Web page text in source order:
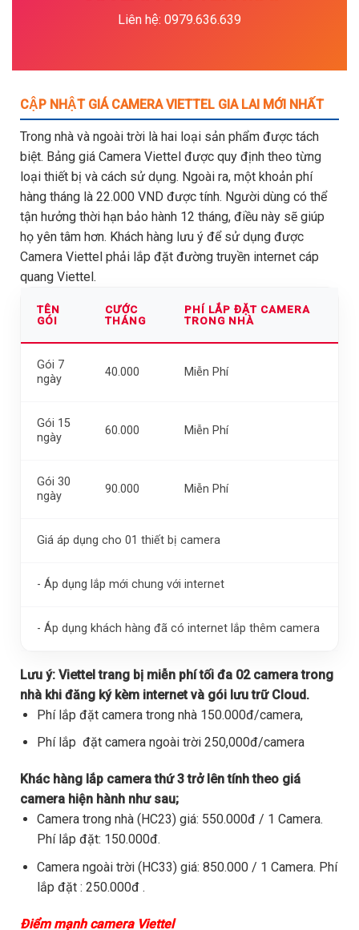
Liên hệ: 0979.636.639
CẬP NHẬT GIÁ CAMERA VIETTEL GIA LAI MỚI NHẤT
Trong nhà và ngoài trời là hai loại sản phẩm được tách
biệt. Bảng giá Camera Viettel được quy định theo từng
loại thiết bị và cách sử dụng. Ngoài ra, một khoản phí
hàng tháng là 22.000 VND được tính. Người dùng có thể
tận hưởng thời hạn bảo hành 12 tháng, điều này sẽ giúp
họ yên tâm hơn. Khách hàng lưu ý để sử dụng được
Camera Viettel phải lắp đặt đường truyền internet cáp
quang Viettel.
TÊN
GÓI
CƯỚC
THÁNG
PHÍ LẮP ĐẶT CAMERA
TRONG NHÀ
Gói 7
ngày
40.000 Miễn Phí
Gói 15
ngày
60.000 Miễn Phí
Gói 30
ngày
90.000 Miễn Phí
Giá áp dụng cho 01 thiết bị camera
- Áp dụng lắp mới chung với internet
- Áp dụng khách hàng đã có internet lắp thêm camera
Lưu ý: Viettel trang bị miễn phí tối đa 02 camera trong
nhà khi đăng ký kèm internet và gói lưu trữ Cloud.
Phí lắp đặt camera trong nhà 150.000đ/camera,
Phí lắp đặt camera ngoài trời 250,000đ/camera
Khác hàng lắp camera thứ 3 trở lên tính theo giá
camera hiện hành như sau;
Camera trong nhà (HC23) giá: 550.000đ / 1 Camera.
Phí lắp đặt: 150.000đ.
Camera ngoài trời (HC33) giá: 850.000 / 1 Camera. Phí
lắp đặt : 250.000đ .
Điểm mạnh camera Viettel